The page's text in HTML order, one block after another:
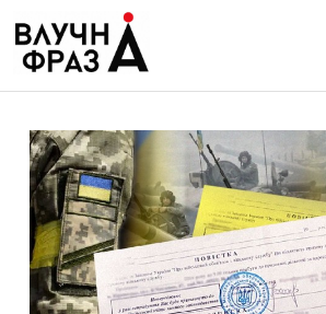
содержимому
Гроші
Життя
Лайфстайл
ТехноНаука